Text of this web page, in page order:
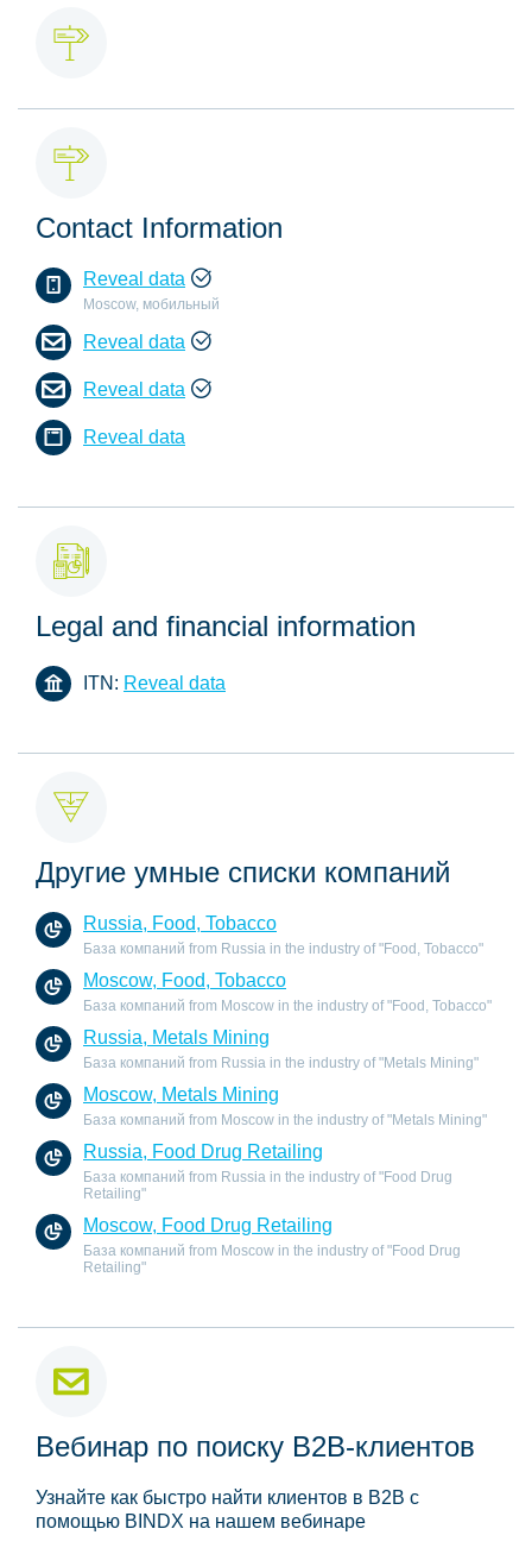
Contact Information
Reveal data
Moscow, мобильный
Reveal data
Reveal data
Reveal data
Legal and financial information
ITN: Reveal data
Другие умные списки компаний
Russia, Food, Tobacco
База компаний from Russia in the industry of "Food, Tobacco"
Moscow, Food, Tobacco
База компаний from Moscow in the industry of "Food, Tobacco"
Russia, Metals Mining
База компаний from Russia in the industry of "Metals Mining"
Moscow, Metals Mining
База компаний from Moscow in the industry of "Metals Mining"
Russia, Food Drug Retailing
База компаний from Russia in the industry of "Food Drug
Retailing"
Moscow, Food Drug Retailing
База компаний from Moscow in the industry of "Food Drug
Retailing"
Вебинар по поиску B2B-клиентов
Узнайте как быстро найти клиентов в B2B с
помощью BINDX на нашем вебинаре